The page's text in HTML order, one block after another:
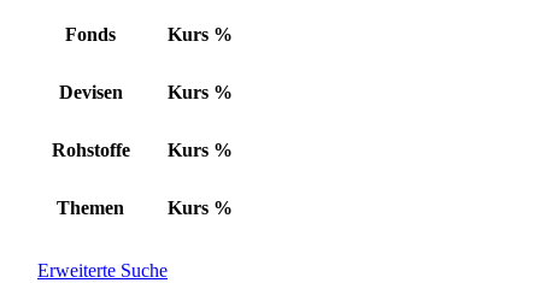
Fonds Kurs %
Devisen Kurs %
Rohstoffe Kurs %
Themen Kurs %
Erweiterte Suche